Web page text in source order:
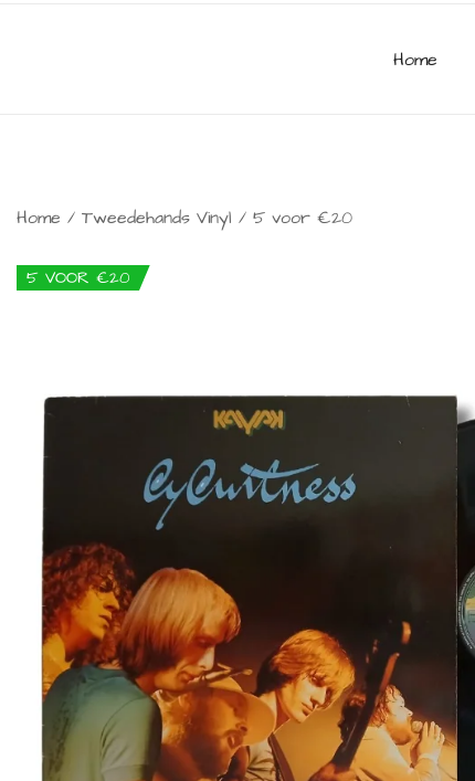
Home
Home / Tweedehands Vinyl / 5 voor €20
5 VOOR €20